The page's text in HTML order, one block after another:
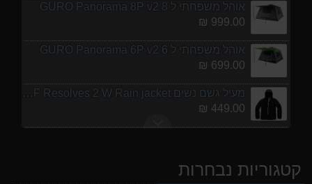
אוהל משפחתי ל 8 GURO Panorama 8P v2
999.00 ₪
אוהל משפחתי ל 6 GURO Panorama 6P v2
699.00 ₪
מעיל גשם נשים TNF Resolves 2 W Rain jacket
449.00 ₪
קטגוריות נבחרות